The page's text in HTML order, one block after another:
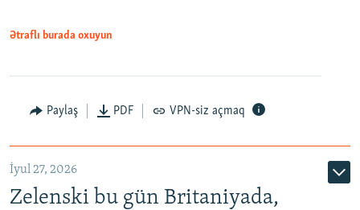
Ətraflı burada oxuyun
Paylaş PDF VPN-siz açmaq
İyul 27, 2026
Zelenski bu gün Britaniyada,